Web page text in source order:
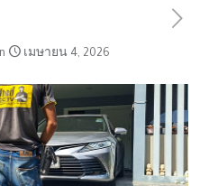
เมษายน 4, 2026